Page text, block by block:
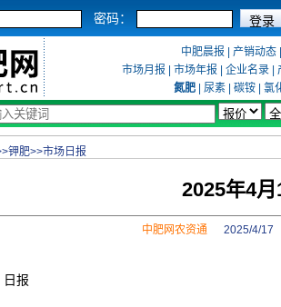
密码：
中肥晨报 产销动态
市场月报
市场年报 企业名录
氮肥
尿素 碳铵
氯
钾肥>>市场日报
2025年4
中肥网农资通 2025/4/17
日报